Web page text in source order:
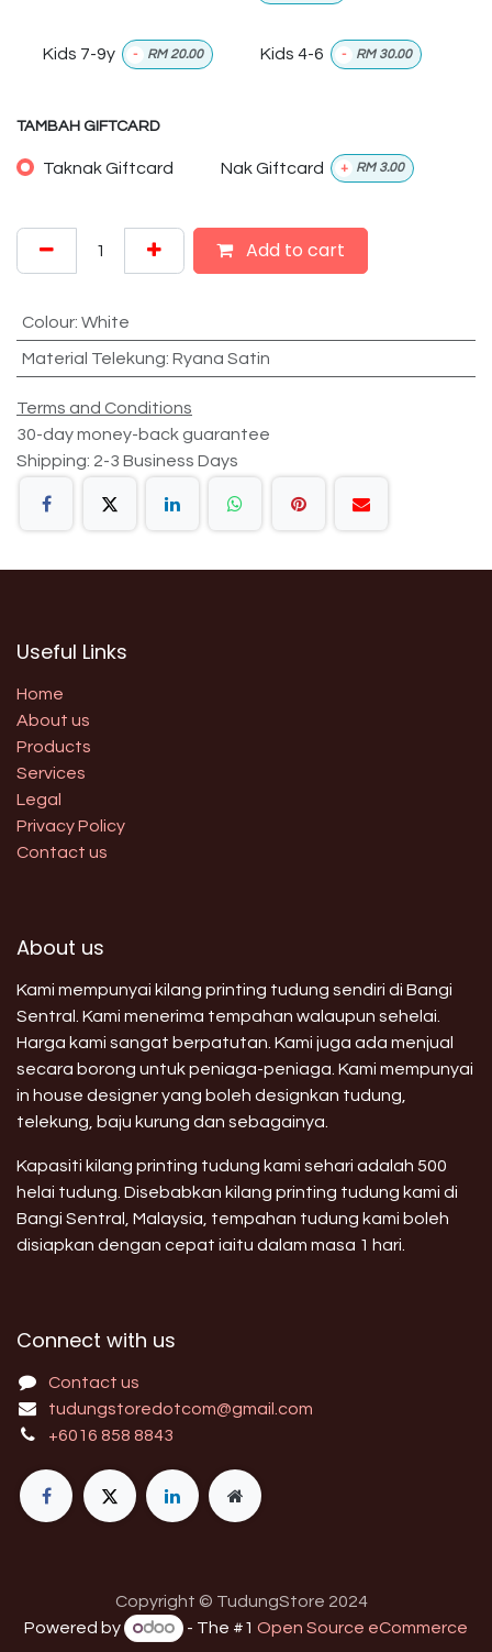
Kids 7-9y - RM 20.00 Kids 4-6 - RM 30.00
TAMBAH GIFTCARD
Taknak Giftcard Nak Giftcard + RM 3.00
Add to cart
Colour: White
Material Telekung: Ryana Satin
Terms and Conditions
30-day money-back guarantee
Shipping: 2-3 Business Days
Useful Links
Home
About us
Products
Services
Legal
Privacy Policy
Contact us
About us
Kami mempunyai kilang printing tudung sendiri di Bangi
Sentral. Kami menerima tempahan walaupun sehelai.
Harga kami sangat berpatutan. Kami juga ada menjual
secara borong untuk peniaga-peniaga. Kami mempunyai
in house designer yang boleh designkan tudung,
telekung, baju kurung dan sebagainya.
Kapasiti kilang printing tudung kami sehari adalah 500
helai tudung. Disebabkan kilang printing tudung kami di
Bangi Sentral, Malaysia, tempahan tudung kami boleh
disiapkan dengan cepat iaitu dalam masa 1 hari.
Connect with us
Contact us
tudungstoredotcom@gmail.com
+6016 858 8843
Copyright © TudungStore 2024
Powered by
- The #1Open Source eCommerce